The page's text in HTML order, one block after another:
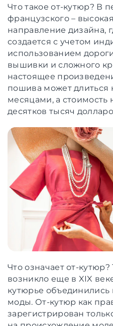
Что такое от-кутюр? В
французского –
направление дизайна,
создается с учетом
использованием
вышивки и сложного
настоящее
пошива может длиться
месяцами, а стоимость
десятков тысяч
Что означает от-
возникло еще в XIX
кутюрье объединились
моды. От-кутюр как
зарегистрирован